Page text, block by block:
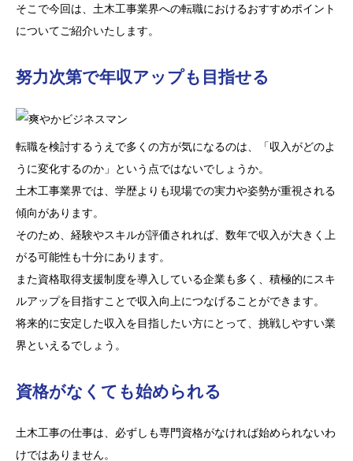
そこで今回は、土木工事業界への転職におけるおすすめポイント
についてご紹介いたします。
努力次第で年収アップも目指せる
転職を検討するうえで多くの方が気になるのは、「収入がどのよ
うに変化するのか」という点ではないでしょうか。
土木工事業界では、学歴よりも現場での実力や姿勢が重視される
傾向があります。
そのため、経験やスキルが評価されれば、数年で収入が大きく上
がる可能性も十分にあります。
また資格取得支援制度を導入している企業も多く、積極的にスキ
ルアップを目指すことで収入向上につなげることができます。
将来的に安定した収入を目指したい方にとって、挑戦しやすい業
界といえるでしょう。
資格がなくても始められる
土木工事の仕事は、必ずしも専門資格がなければ始められないわ
けではありません。